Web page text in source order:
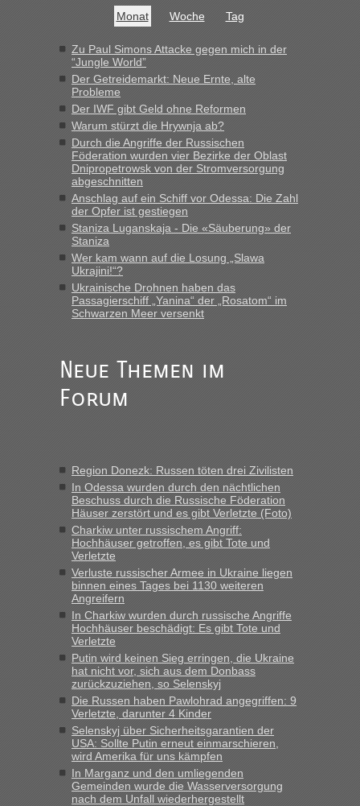
buchbar - warum auch immer ...
Hab´s versucht - bekomme aber immer angezeigt "auf dieser
Strecke fahren wir nicht"
MHG1023 inBerichte und Reisetipps • Re: Mit dem Zug in
die Ukraine
„Man sollte aber explizit dazu schreiben, daß es ein Zug von
LeoExpress ist - und nur auf deren Webseite kann man die
Fahrkarten kaufen. Zumindest ist es die erste Umsteigefreie
Verbindung von Deutschland...“
Recht, Visa und Dokumente • Re: Deklaration
gebrauchter Kleidung beim Zoll
„Vielen Dank, mit einem Briefchen meiner Frau im Gepäck
gab es keine Probleme“
fast 11 Milliarden aufgedeckt
„Am besten wäre natürlich, wenn die Frau mit dabei ist.
Alleinreisende Männer stehen schließlich immer unter
Milliarden aufgedeckt
„Kein Zoll. Du musst an sich nur sagen dass das privat ist
und du nicht damit handeln willst. So lange das nicht
Originalverpackt ist und ersichlich das nicht neu sollte es
keine Probleme geben“
Recht, Visa und Dokumente • Deklaration
gebrauchter Kleidung beim Zoll
„Hallo Leute, ich weiß nicht, ob ich hier richtig bin mit meiner
Anfrage. Ich möchte 4 Umzugskartons mit gebrauchter
Straßen Kleidung bei der Einreise in die Ukraine
mitnehmen. Es ist gebrauchte Kleidung...“
Berichte und Reisetipps • Re: An welchem
Grenzübergang zwischen Polen und der Ukraine geht es am
schnellsten?
„Wir sind mit unserem Wohnmobil, wie geplant am Montag
15.6. in Krakovets rüber. Sehr zeitig los gegen 5 Uhr in der
Früh. Mit sehr sehr wenig Verkehr, super bis zur Grenze. Nur
8 PKW vor der Schranke....“
Monat Woche Tag
Zu Paul Simons Attacke gegen mich in der
“Jungle World”
Der Getreidemarkt: Neue Ernte, alte
Probleme
Der IWF gibt Geld ohne Reformen
Warum stürzt die Hrywnja ab?
Durch die Angriffe der Russischen
Föderation wurden vier Bezirke der Oblast
Dnipropetrowsk von der Stromversorgung
abgeschnitten
Anschlag auf ein Schiff vor Odessa: Die Zahl
der Opfer ist gestiegen
Staniza Luganskaja - Die «Säuberung» der
Staniza
Wer kam wann auf die Losung „Slawa
Ukrajini!“?
Ukrainische Drohnen haben das
Passagierschiff „Yanina“ der „Rosatom“ im
Schwarzen Meer versenkt
Neue Themen im
Forum
Region Donezk: Russen töten drei Zivilisten
In Odessa wurden durch den nächtlichen
Beschuss durch die Russische Föderation
Häuser zerstört und es gibt Verletzte (Foto)
Charkiw unter russischem Angriff:
Hochhäuser getroffen, es gibt Tote und
Verletzte
Verluste russischer Armee in Ukraine liegen
binnen eines Tages bei 1130 weiteren
Angreifern
In Charkiw wurden durch russische Angriffe
Hochhäuser beschädigt: Es gibt Tote und
Verletzte
Putin wird keinen Sieg erringen, die Ukraine
hat nicht vor, sich aus dem Donbass
zurückzuziehen, so Selenskyj
Die Russen haben Pawlohrad angegriffen: 9
Verletzte, darunter 4 Kinder
Selenskyj über Sicherheitsgarantien der
USA: Sollte Putin erneut einmarschieren,
wird Amerika für uns kämpfen
In Marganz und den umliegenden
Gemeinden wurde die Wasserversorgung
nach dem Unfall wiederhergestellt